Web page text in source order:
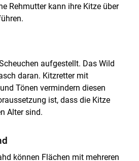
Rehmutter kann ihre Kitze über
aufgestellt. Das Wild
daran. Kitzretter mit
Tönen vermindern diesen
ist, dass die Kitze
Alter sind.
können Flächen mit mehreren